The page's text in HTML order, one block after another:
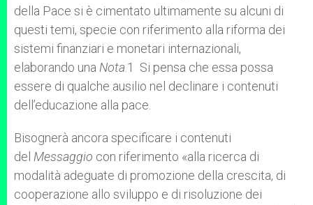
della Pace si è cimentato ultimamente su alcuni di
questi temi, specie con riferimento alla riforma dei
sistemi finanziari e monetari internazionali,
elaborando una Nota.1 Si pensa che essa possa
essere di qualche ausilio nel declinare i contenuti
dell’educazione alla pace.
Bisognerà ancora specificare i contenuti
del Messaggio con riferimento «alla ricerca di
modalità adeguate di promozione della crescita, di
cooperazione allo sviluppo e di risoluzione dei